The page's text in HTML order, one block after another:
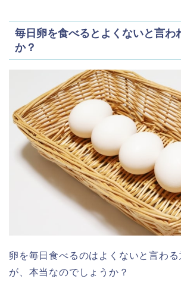
毎日卵を食べるとよくないと言わ
か？
卵を毎日食べるのはよくないと言わ
が、本当なのでしょうか？